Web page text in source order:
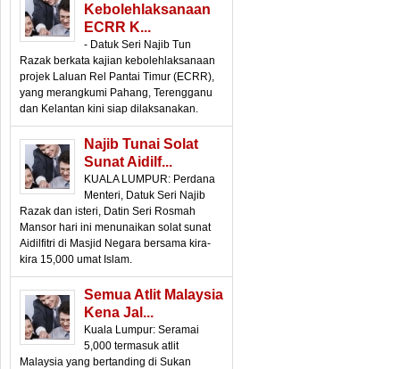
Kebolehlaksanaan
ECRR K...
- Datuk Seri Najib Tun
Razak berkata kajian kebolehlaksanaan
projek Laluan Rel Pantai Timur (ECRR),
yang merangkumi Pahang, Terengganu
dan Kelantan kini siap dilaksanakan.
Najib Tunai Solat
Sunat Aidilf...
KUALA LUMPUR: Perdana
Menteri, Datuk Seri Najib
Razak dan isteri, Datin Seri Rosmah
Mansor hari ini menunaikan solat sunat
Aidilfitri di Masjid Negara bersama kira-
kira 15,000 umat Islam.
Semua Atlit Malaysia
Kena Jal...
Kuala Lumpur: Seramai
5,000 termasuk atlit
Malaysia yang bertanding di Sukan